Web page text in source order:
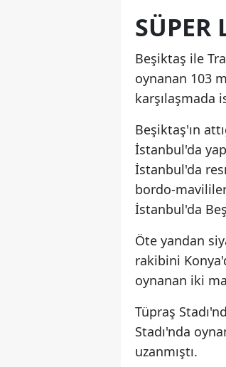
SÜPER
Beşiktaş ile
oynanan 103
karşılaşmada
Beşiktaş'ın
İstanbul'da
İstanbul'da
bordo-
İstanbul'da
Öte yandan
rakibini
oynanan iki
Tüpraş
Stadı'nda
uzanmıştı.